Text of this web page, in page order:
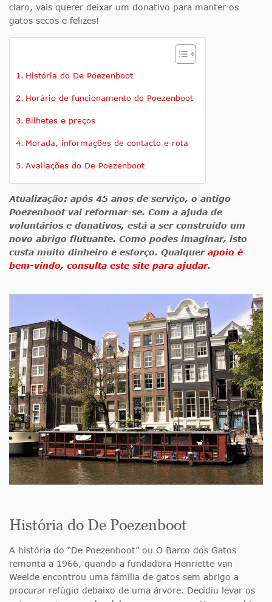
claro, vais querer deixar um donativo para manter os
gatos secos e felizes!
História do De Poezenboot
Horário de funcionamento do Poezenboot
Bilhetes e preços
Morada, informações de contacto e rota
Avaliações do De Poezenboot
Atualização: após 45 anos de serviço, o antigo
Poezenboot vai reformar-se. Com a ajuda de
voluntários e donativos, está a ser construído um
novo abrigo flutuante. Como podes imaginar, isto
custa muito dinheiro e esforço. Qualquer apoio é
bem-vindo, consulta este site para ajudar.
História do De Poezenboot
A história do “De Poezenboot” ou O Barco dos Gatos
remonta a 1966, quando a fundadora Henriette van
Weelde encontrou uma família de gatos sem abrigo a
procurar refúgio debaixo de uma árvore. Decidiu levar os